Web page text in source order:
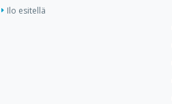
Ilo esitellä